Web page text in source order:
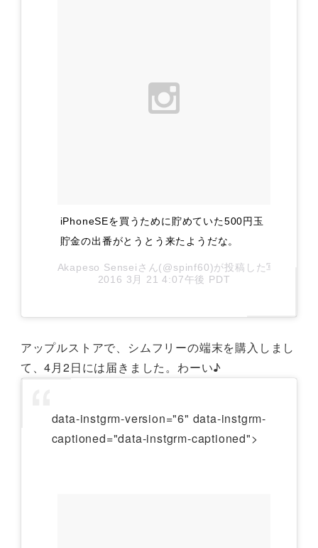
iPhoneSEを買うために貯めていた500円玉
貯金の出番がとうとう来たようだな。
Akapeso Senseiさん(@spinf60)が投稿した写真 –
2016 3月 21 4:07午後 PDT
アップルストアで、シムフリーの端末を購入しまし
て、4月2日には届きました。わーい♪
data-instgrm-version="6" data-instgrm-
captioned="data-instgrm-captioned">